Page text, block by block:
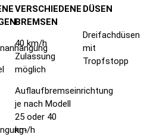
VERSCHIEDENE
BREMSEN
40 km/h
Zulassung
möglich
Auflaufbremseinrichtung
je nach Modell
25 oder 40
km/h
DÜSEN
Dreifachdüsen
mit
Tropfstopp